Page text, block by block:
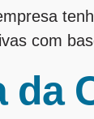
com
da